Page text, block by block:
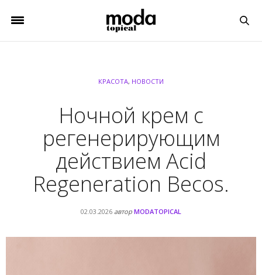
КРАСОТА, НОВОСТИ
Ночной крем с
регенерирующим
действием Acid
Regeneration Becos.
02.03.2026 автор MODATOPICAL